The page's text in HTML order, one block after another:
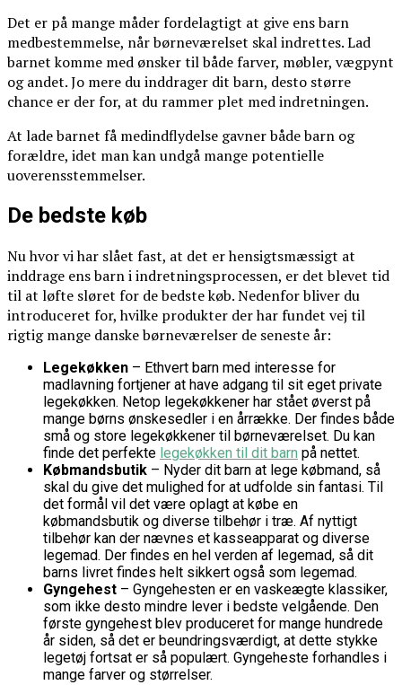
Det er på mange måder fordelagtigt at give ens barn
medbestemmelse, når børneværelset skal indrettes. Lad
barnet komme med ønsker til både farver, møbler, vægpynt
og andet. Jo mere du inddrager dit barn, desto større
chance er der for, at du rammer plet med indretningen.
At lade barnet få medindflydelse gavner både barn og
forældre, idet man kan undgå mange potentielle
uoverensstemmelser.
De bedste køb
Nu hvor vi har slået fast, at det er hensigtsmæssigt at
inddrage ens barn i indretningsprocessen, er det blevet tid
til at løfte sløret for de bedste køb. Nedenfor bliver du
introduceret for, hvilke produkter der har fundet vej til
rigtig mange danske børneværelser de seneste år:
Legekøkken – Ethvert barn med interesse for
madlavning fortjener at have adgang til sit eget private
legekøkken. Netop legekøkkener har stået øverst på
mange børns ønskesedler i en årrække. Der findes både
små og store legekøkkener til børneværelset. Du kan
finde det perfekte legekøkken til dit barn på nettet.
Købmandsbutik – Nyder dit barn at lege købmand, så
skal du give det mulighed for at udfolde sin fantasi. Til
det formål vil det være oplagt at købe en
købmandsbutik og diverse tilbehør i træ. Af nyttigt
tilbehør kan der nævnes et kasseapparat og diverse
legemad. Der findes en hel verden af legemad, så dit
barns livret findes helt sikkert også som legemad.
Gyngehest – Gyngehesten er en vaskeægte klassiker,
som ikke desto mindre lever i bedste velgående. Den
første gyngehest blev produceret for mange hundrede
år siden, så det er beundringsværdigt, at dette stykke
legetøj fortsat er så populært. Gyngeheste forhandles i
mange farver og størrelser.